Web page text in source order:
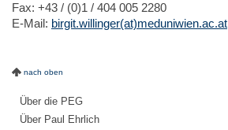
Fax: +43 / (0)1 / 404 005 2280
E-Mail: birgit.willinger(at)meduniwien.ac.at
nach oben
Über die PEG
Über Paul Ehrlich